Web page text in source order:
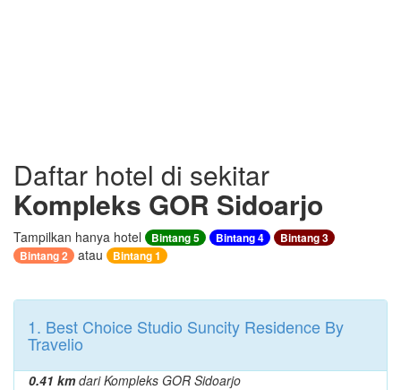
Daftar hotel di sekitar
Kompleks GOR Sidoarjo
Tampilkan hanya hotel Bintang 5 Bintang 4
Bintang 3
Bintang 2
atau Bintang 1
1. Best Choice Studio Suncity Residence By
Travelio
0.41 kmdari Kompleks GOR Sidoarjo